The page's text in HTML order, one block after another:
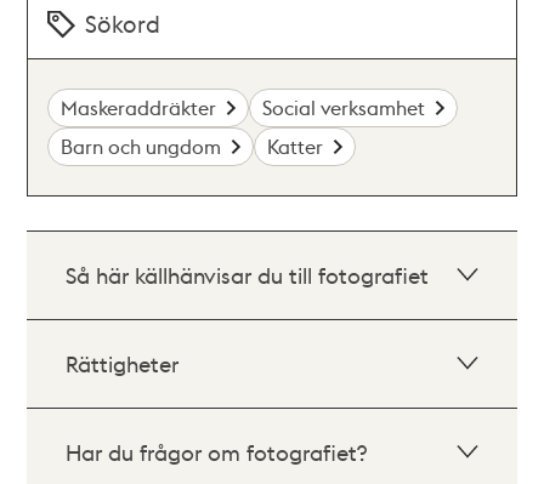
Sökord
Maskeraddräkter
Social verksamhet
Barn och ungdom
Katter
Så här källhänvisar du till fotografiet
Rättigheter
Har du frågor om fotografiet?